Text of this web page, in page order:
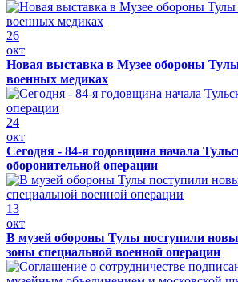
26
окт
Новая выставка в Музее обороны
военных медиках
24
окт
Сегодня - 84-я годовщина начала
оборонительной операции
13
окт
В музей обороны Тулы поступили
зоны специальной военной операции